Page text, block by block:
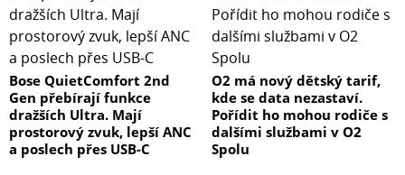
Bose QuietComfort 2nd
Gen přebírají funkce
dražších Ultra. Mají
prostorový zvuk, lepší ANC
a poslech přes USB-C
O2 má nový dětský tarif,
kde se data nezastaví.
Pořídit ho mohou rodiče s
dalšími službami v O2
Spolu